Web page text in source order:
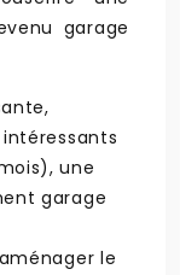
garage
une
garage
le